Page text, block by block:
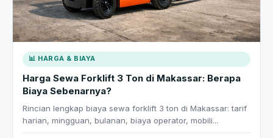
📊 HARGA & BIAYA
Harga Sewa Forklift 3 Ton di Makassar: Berapa
Biaya Sebenarnya?
Rincian lengkap biaya sewa forklift 3 ton di Makassar: tarif
harian, mingguan, bulanan, biaya operator, mobili...